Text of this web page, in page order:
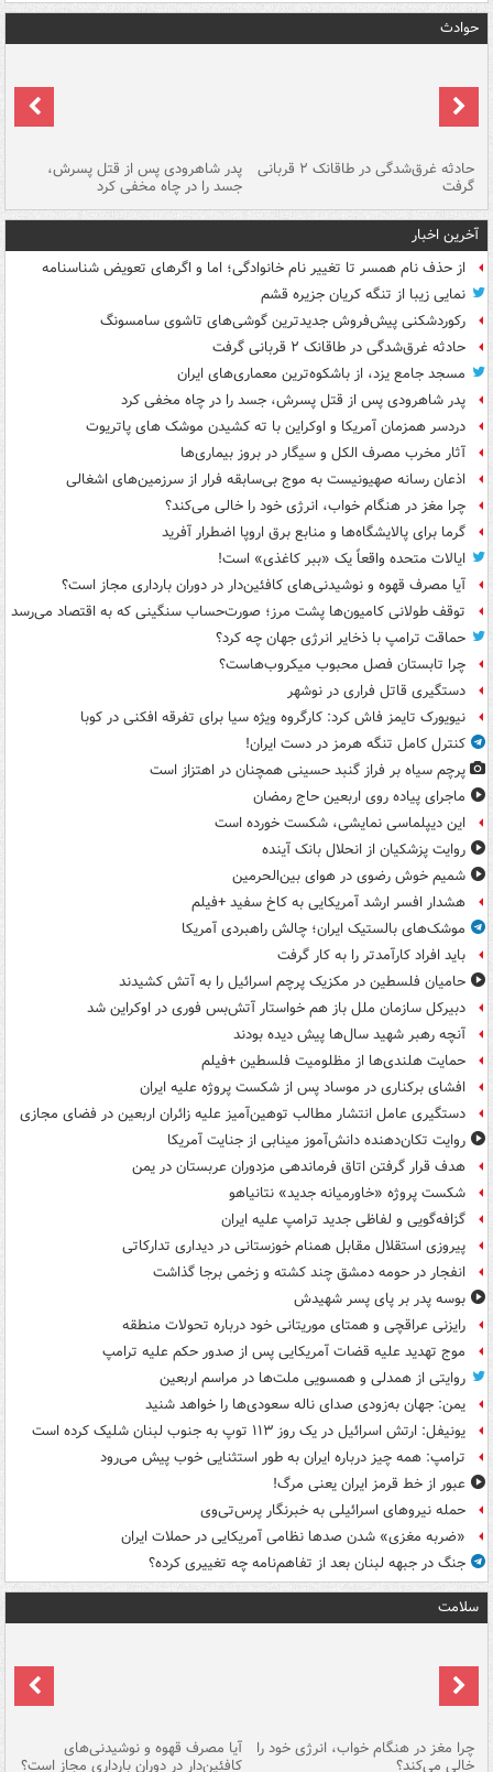
حوادث
حادثه غرق‌شدگی در طاقانک ۲ قربانی
گرفت
پدر شاهرودی پس از قتل پسرش،
جسد را در چاه مخفی کرد
آخرین اخبار
از حذف نام همسر تا تغییر نام خانوادگی؛ اما و اگرهای تعویض شناسنامه
نمایی زیبا از تنگه کریان جزیره قشم
رکوردشکنی پیش‌فروش جدیدترین گوشی‌های تاشوی سامسونگ
حادثه غرق‌شدگی در طاقانک ۲ قربانی گرفت
مسجد جامع یزد، از باشکوه‌ترین معماری‌های ایران
پدر شاهرودی پس از قتل پسرش، جسد را در چاه مخفی کرد
دردسر همزمان آمریکا و اوکراین با ته کشیدن موشک های پاتریوت
آثار مخرب مصرف الکل و سیگار در بروز بیماری‌ها
اذعان رسانه صهیونیست به موج بی‌سابقه فرار از سرزمین‌های اشغالی
چرا مغز در هنگام خواب، انرژی خود را خالی می‌کند؟
گرما برای پالایشگاه‌ها و منابع برق اروپا اضطرار آفرید
ایالات متحده واقعاً یک «ببر کاغذی» است!
آیا مصرف قهوه و نوشیدنی‌های کافئین‌دار در دوران بارداری مجاز است؟
توقف طولانی کامیون‌ها پشت مرز؛ صورت‌حساب سنگینی که به اقتصاد می‌رسد
حماقت ترامپ با ذخایر انرژی جهان چه کرد؟
چرا تابستان فصل محبوب میکروب‌هاست؟
دستگیری قاتل فراری در نوشهر
نیویورک تایمز فاش کرد: کارگروه ویژه سیا برای تفرقه افکنی در کوبا
کنترل کامل تنگه هرمز در دست ایران!
پرچم سیاه بر فراز گنبد حسینی همچنان در اهتزاز است
ماجرای پیاده روی اربعین حاج رمضان
این دیپلماسی نمایشی، شکست خورده است
روایت پزشکیان از انحلال بانک آینده
شمیم خوش رضوی در هوای بین‌الحرمین
هشدار افسر ارشد آمریکایی به کاخ سفید +فیلم
موشک‌های بالستیک ایران؛ چالش راهبردی آمریکا
باید افراد کارآمدتر را به کار گرفت
حامیان فلسطین در مکزیک پرچم اسرائیل را به آتش کشیدند
دبیرکل سازمان ملل باز هم خواستار آتش‌بس فوری در اوکراین شد
آنچه رهبر شهید سال‌ها پیش دیده بودند
حمایت هلندی‌ها از مظلومیت فلسطین +فیلم
افشای برکناری در موساد پس از شکست پروژه علیه ایران
دستگیری عامل انتشار مطالب توهین‌آمیز علیه زائران اربعین در فضای مجازی
روایت تکان‌دهنده دانش‌آموز مینابی از جنایت آمریکا
هدف قرار گرفتن اتاق‌ فرماندهی مزدوران عربستان در یمن
شکست پروژه «خاورمیانه جدید» نتانیاهو
گزافه‌گویی و لفاظی جدید ترامپ علیه ایران
پیروزی استقلال مقابل همنام خوزستانی در دیداری تدارکاتی
انفجار در حومه دمشق چند کشته و زخمی برجا گذاشت
بوسه‌ پدر بر پای پسر شهیدش
رایزنی عراقچی و همتای موریتانی خود درباره تحولات منطقه
موج تهدید علیه قضات آمریکایی پس از صدور حکم علیه ترامپ
روایتی از همدلی و همسویی ملت‌ها در مراسم اربعین
یمن: جهان به‌زودی صدای ناله سعودی‌ها را خواهد شنید
یونیفل: ارتش اسرائیل در یک روز ۱۱۳ توپ به جنوب لبنان شلیک کرده است
ترامپ: همه چیز درباره ایران به طور استثنایی خوب پیش می‌رود
عبور از خط قرمز ایران یعنی مرگ!
حمله نیروهای اسرائیلی به خبرنگار پرس‌تی‌وی
«ضربه مغزی» شدن صدها نظامی آمریکایی در حملات ایران
جنگ در جبهه لبنان بعد از تفاهم‌نامه چه تغییری کرده؟
سلامت
چرا مغز در هنگام خواب، انرژی خود را
خالی می‌کند؟
آیا مصرف قهوه و نوشیدنی‌های
کافئین‌دار در دوران بارداری مجاز است؟